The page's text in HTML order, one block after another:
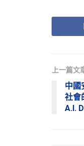
上一篇文
中國
社會
A.I.